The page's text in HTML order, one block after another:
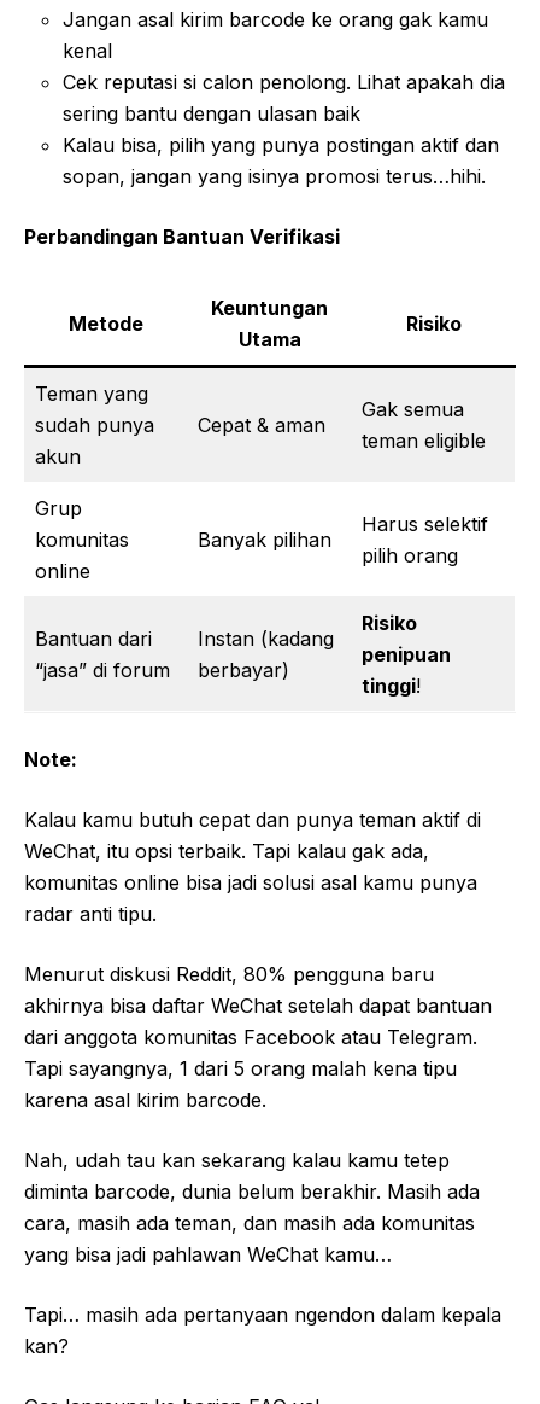
Jangan asal kirim barcode ke orang gak kamu
kenal
Cek reputasi si calon penolong. Lihat apakah dia
sering bantu dengan ulasan baik
Kalau bisa, pilih yang punya postingan aktif dan
sopan, jangan yang isinya promosi terus…hihi.
Perbandingan Bantuan Verifikasi
Metode
Keuntungan
Utama
Risiko
Teman yang
sudah punya
akun
Cepat & aman
Gak semua
teman eligible
Grup
komunitas
online
Banyak pilihan
Harus selektif
pilih orang
Bantuan dari
“jasa” di forum
Instan (kadang
berbayar)
Risiko
penipuan
tinggi!
Note:
Kalau kamu butuh cepat dan punya teman aktif di
WeChat, itu opsi terbaik. Tapi kalau gak ada,
komunitas online bisa jadi solusi asal kamu punya
radar anti tipu.
Menurut diskusi Reddit, 80% pengguna baru
akhirnya bisa daftar WeChat setelah dapat bantuan
dari anggota komunitas Facebook atau Telegram.
Tapi sayangnya, 1 dari 5 orang malah kena tipu
karena asal kirim barcode.
Nah, udah tau kan sekarang kalau kamu tetep
diminta barcode, dunia belum berakhir. Masih ada
cara, masih ada teman, dan masih ada komunitas
yang bisa jadi pahlawan WeChat kamu…
Tapi… masih ada pertanyaan ngendon dalam kepala
kan?